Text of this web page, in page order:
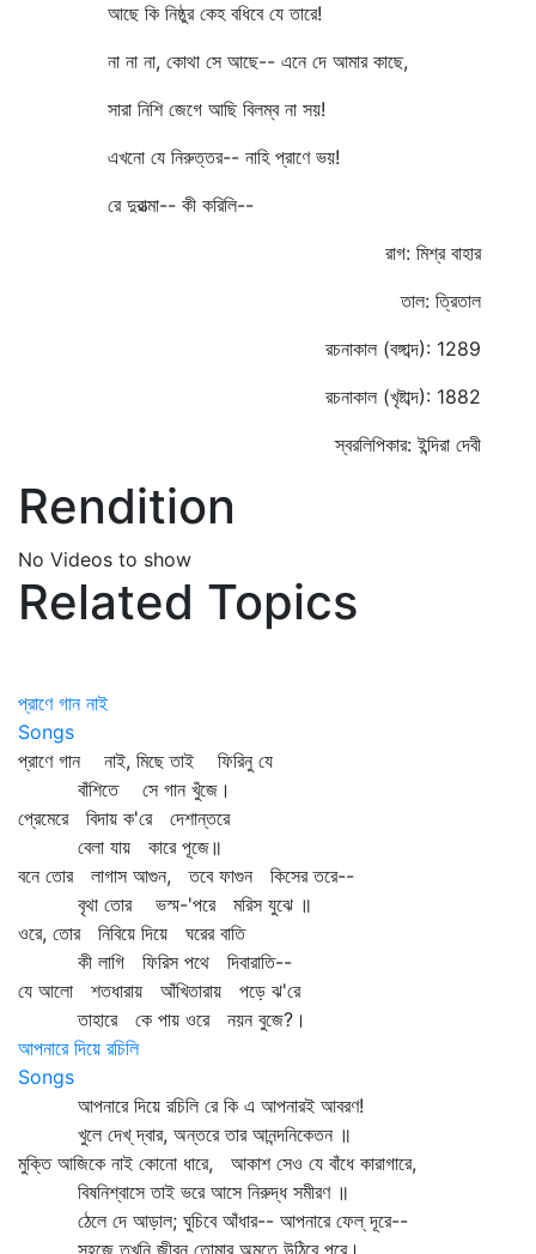
আছে কি নিষ্ঠুর কেহ বধিবে যে তারে!
না না না, কোথা সে আছে-- এনে দে আমার কাছে,
সারা নিশি জেগে আছি বিলম্ব না সয়!
এখনো যে নিরুত্তর-- নাহি প্রাণে ভয়!
রে দুরাত্মা-- কী করিলি--
রাগ: মিশ্র বাহার
তাল: ত্রিতাল
রচনাকাল (বঙ্গাব্দ): 1289
রচনাকাল (খৃষ্টাব্দ): 1882
স্বরলিপিকার: ইন্দিরা দেবী
Rendition
No Videos to show
Related Topics
প্রাণে গান নাই
Songs
প্রাণে গান নাই, মিছে তাই ফিরিনু যে
বাঁশিতে সে গান খুঁজে।
প্রেমেরে বিদায় ক'রে দেশান্তরে
বেলা যায় কারে পূজে॥
বনে তোর লাগাস আগুন, তবে ফাগুন কিসের তরে--
বৃথা তোর ভস্ম-'পরে মরিস যুঝে ॥
ওরে, তোর নিবিয়ে দিয়ে ঘরের বাতি
কী লাগি ফিরিস পথে দিবারাতি--
যে আলো শতধারায় আঁখিতারায় পড়ে ঝ'রে
তাহারে কে পায় ওরে নয়ন বুজে?।
আপনারে দিয়ে রচিলি
Songs
আপনারে দিয়ে রচিলি রে কি এ আপনারই আবরণ!
খুলে দেখ্‌ দ্বার, অন্তরে তার আনন্দনিকেতন ॥
মুক্তি আজিকে নাই কোনো ধারে, আকাশ সেও যে বাঁধে কারাগারে,
বিষনিশ্বাসে তাই ভরে আসে নিরুদ্ধ সমীরণ ॥
ঠেলে দে আড়াল; ঘুচিবে আঁধার-- আপনারে ফেল্‌ দূরে--
সহজে তখনি জীবন তোমার অমৃতে উঠিবে পূরে।